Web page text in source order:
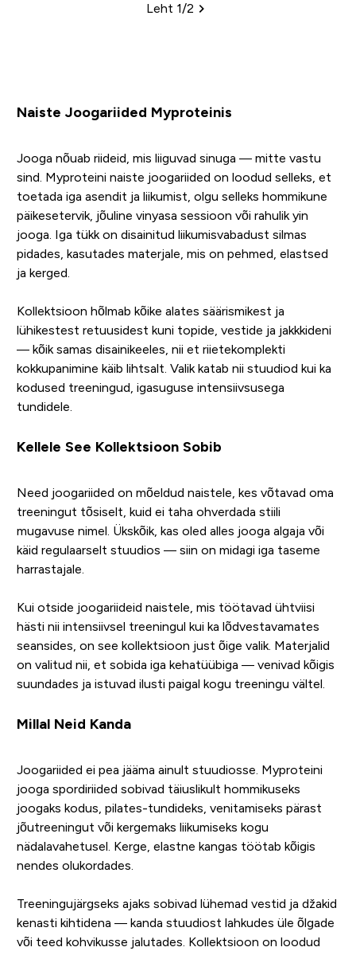
Leheküljed
Leht 1/2
Naiste Joogariided Myproteinis
Jooga nõuab riideid, mis liiguvad sinuga — mitte vastu
sind. Myproteini naiste joogariided on loodud selleks, et
toetada iga asendit ja liikumist, olgu selleks hommikune
päikesetervik, jõuline vinyasa sessioon või rahulik yin
jooga. Iga tükk on disainitud liikumisvabadust silmas
pidades, kasutades materjale, mis on pehmed, elastsed
ja kerged.
Kollektsioon hõlmab kõike alates säärismikest ja
lühikestest retuusidest kuni topide, vestide ja jakkkideni
— kõik samas disainikeeles, nii et riietekomplekti
kokkupanimine käib lihtsalt. Valik katab nii stuudiod kui ka
kodused treeningud, igasuguse intensiivsusega
tundidele.
Kellele See Kollektsioon Sobib
Need joogariided on mõeldud naistele, kes võtavad oma
treeningut tõsiselt, kuid ei taha ohverdada stiili
mugavuse nimel. Ükskõik, kas oled alles jooga algaja või
käid regulaarselt stuudios — siin on midagi iga taseme
harrastajale.
Kui otside joogariideid naistele, mis töötavad ühtviisi
hästi nii intensiivsel treeningul kui ka lõdvestavamates
seansides, on see kollektsioon just õige valik. Materjalid
on valitud nii, et sobida iga kehatüübiga — venivad kõigis
suundades ja istuvad ilusti paigal kogu treeningu vältel.
Millal Neid Kanda
Joogariided ei pea jääma ainult stuudiosse. Myproteini
jooga spordiriided sobivad täiuslikult hommikuseks
joogaks kodus, pilates-tundideks, venitamiseks pärast
jõutreeningut või kergemaks liikumiseks kogu
nädalavahetusel. Kerge, elastne kangas töötab kõigis
nendes olukordades.
Treeningujärgseks ajaks sobivad lühemad vestid ja džakid
kenasti kihtidena — kanda stuudiost lahkudes üle õlgade
või teed kohvikusse jalutades. Kollektsioon on loodud